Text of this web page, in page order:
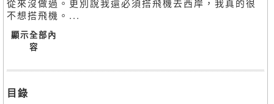
從來沒做過。更別說我還必須搭飛機去西岸，我真的很
不想搭飛機。...
顯示全部內
容
目錄